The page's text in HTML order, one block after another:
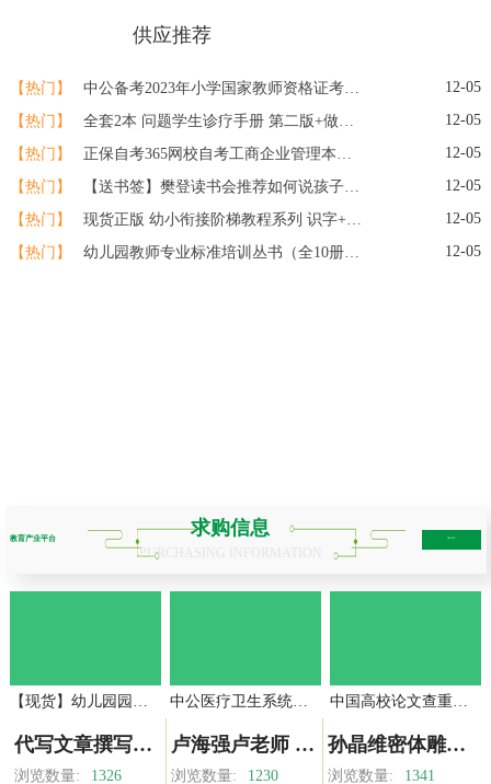
供应推荐
【热门】 中公备考2023年小学国家教师资格证考试用书教资资料专用教材综合素质教育知识与能力历年真题库试卷刷题语文数学英语2022笔试粉笔 12-05
【热门】 全套2本 问题学生诊疗手册 第二版+做一个专业的班主任 王晓春 大夏书系 教育理论基础知识综合 中小学班主任培训用书教育理论书籍 12-05
【热门】 12-05
【热门】 【送书签】樊登读书会推荐如何说孩子才会听怎么听孩子才肯说正面管教父母的语言教育心理学如何说话怎么才能听育儿书籍父母 12-05
【热门】 现货正版 幼小衔接阶梯教程系列 识字+数学+英语+拼音+看图说话+思维训练（全18册）全彩页幼小衔接教材快读童书 12-05
【热门】 幼儿园教师专业标准培训丛书（全10册）幼儿能力培养与训练/幼儿园教师专业标准培训丛书 幼教老师专业成长素质提高 学前教育用书 12-05
教育产业平台 求购信息
PURCHASING INFORMATION
more+
代写文章撰写服务英语修改润色征文读后感文案演讲稿写作代笔总结
浏览数量:
1326
卢海强卢老师 系统集成项目管理工程师视频课程 海讯 中项 教程
浏览数量:
1230
孙晶维密体雕全身课程零基础塑形体雕肌肉功能应用手法复习课
浏览数量:
1341